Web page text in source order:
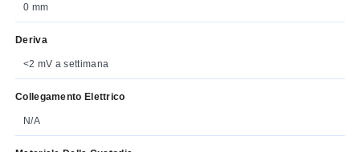
0 mm
Deriva
<2 mV a settimana
Collegamento Elettrico
N/A